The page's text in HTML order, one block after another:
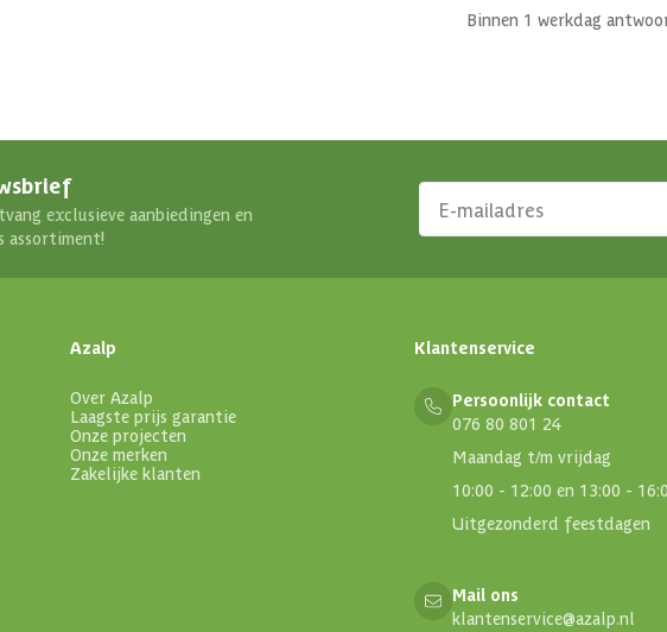
Binnen 1 werkdag
exclusieve aanbiedingen en
assortiment!
Azalp
Over Azalp
Laagste prijs garantie
Onze projecten
Onze merken
Zakelijke klanten
Klantenservice
Persoonlijk contact
076 80 801 24
Maandag t/m vrijdag
10:00 - 12:00 en 13:00 -
Uitgezonderd feestdagen
Mail ons
klantenservice@azalp.nl